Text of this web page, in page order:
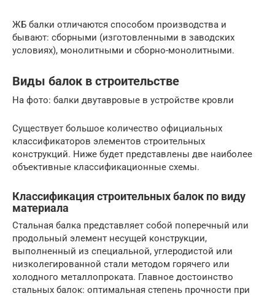
ЖБ балки отличаются способом производства и
бывают: сборными (изготовленными в заводских
условиях), монолитными и сборно-монолитными.
Виды балок в строительстве
На фото: балки двутавровые в устройстве кровли
Существует большое количество официальных
классификаторов элементов строительных
конструкций. Ниже будет представлены две наиболее
объективные классификационные схемы.
Классификация строительных балок по виду
материала
Стальная балка представляет собой поперечный или
продольный элемент несущей конструкции,
выполненный из специальной, углеродистой или
низколегированной стали методом горячего или
холодного металлопроката. Главное достоинство
стальных балок: оптимальная степень прочности при